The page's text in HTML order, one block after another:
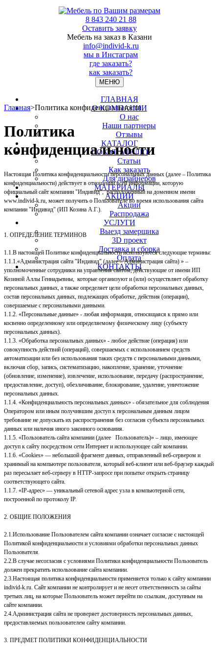
8 843 240 21 88
Оставить заявку
Мебель на заказ в Казани
info@individ-k.ru
мы в Инстаграм
где заказать?
как заказать?
МЕНЮ
ГЛАВНАЯ
О КОМПАНИИ
О нас
Наши партнеры
Отзывы
КАТАЛОГ
ПОКУПАТЕЛЮ
Статьи
Как заказать
Для дизайнеров
МАТЕРИАЛЫ
АКЦИИ
Акции
Распродажа
УСЛУГИ
Выезд замерщика
3D проект
Доставка и сборка
Оплата
КОНТАКТЫ
Главная>Политика конфиденциальности
Политика
конфиденциальности
Настоящая Политика конфиденциальности персональных данных (далее – Политика
конфиденциальности) действует в отношении всей информации, которую
официальный сайт компании "Индивид", расположенный на доменном имени
www.individ-k.ru, может получить о Пользователе во время использования сайта
компании "Индивид" (ИП Козина А.Г.).
1. ОПРЕДЕЛЕНИЕ ТЕРМИНОВ
1.1.В настоящей Политике конфиденциальности используются следующие термины:
1.1.1.«Администрация сайта "Индивид" (далее – Администрация сайта) » –
уполномоченные сотрудники на управления сайтом, действующие от имени ИП
Козиной Аллы Геннадьевны, которые организуют и (или) осуществляет обработку
персональных данных, а также определяет цели обработки персональных данных,
состав персональных данных, подлежащих обработке, действия (операции),
совершаемые с персональными данными.
1.1.2. «Персональные данные» - любая информация, относящаяся к прямо или
косвенно определенному или определяемому физическому лицу (субъекту
персональных данных).
1.1.3. «Обработка персональных данных» - любое действие (операция) или
совокупность действий (операций), совершаемых с использованием средств
автоматизации или без использования таких средств с персональными данными,
включая сбор, запись, систематизацию, накопление, хранение, уточнение
(обновление, изменение), извлечение, использование, передачу (распространение,
предоставление, доступ), обезличивание, блокирование, удаление, уничтожение
персональных данных.
1.1.4. «Конфиденциальность персональных данных» - обязательное для соблюдения
Оператором или иным получившим доступ к персональным данным лицом
требование не допускать их распространения без согласия субъекта персональных
данных или наличия иного законного основания.
1.1.5. «Пользователь сайта компании (далее Пользователь)» – лицо, имеющее
доступ к сайту посредством сети Интернет и использующее сайт компании.
1.1.6. «Cookies» — небольшой фрагмент данных, отправленный веб-сервером и
хранимый на компьютере пользователя, который веб-клиент или веб-браузер каждый
раз пересылает веб-серверу в HTTP-запросе при попытке открыть страницу
соответствующего сайта.
1.1.7. «IP-адрес» — уникальный сетевой адрес узла в компьютерной сети,
построенной по протоколу IP.
2. ОБЩИЕ ПОЛОЖЕНИЯ
2.1.Использование Пользователем сайта компании означает согласие с настоящей
Политикой конфиденциальности и условиями обработки персональных данных
Пользователя.
2.2.В случае несогласия с условиями Политики конфиденциальности Пользователь
должен прекратить использование сайта компании.
2.3.Настоящая политика конфиденциальности применяется только к сайту компании
individ-k.ru. Сайт компании не контролирует и не несет ответственность за сайты
третьих лиц, на которые Пользователь может перейти по ссылкам, доступным на
сайте компании.
2.4.Администрация сайта не проверяет достоверность персональных данных,
предоставляемых пользователем сайту компании.
3. ПРЕДМЕТ ПОЛИТИКИ КОНФИДЕНЦИАЛЬНОСТИ